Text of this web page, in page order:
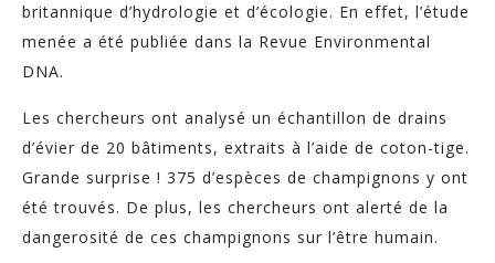
britannique d’hydrologie et d’écologie. En effet, l’étude
menée a été publiée dans la Revue Environmental
DNA.
Les chercheurs ont analysé un échantillon de drains
d’évier de 20 bâtiments, extraits à l’aide de coton-tige.
Grande surprise ! 375 d’espèces de champignons y ont
été trouvés. De plus, les chercheurs ont alerté de la
dangerosité de ces champignons sur l’être humain.